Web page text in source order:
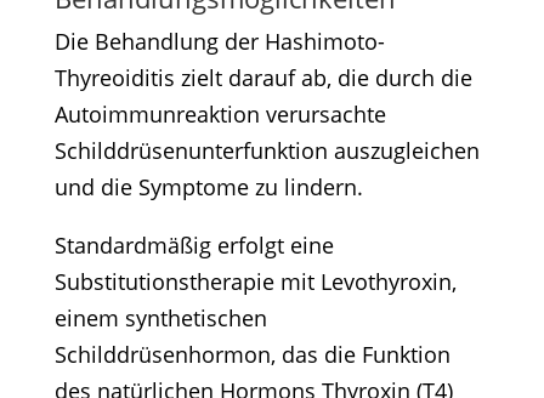
Die Behandlung der Hashimoto-
Thyreoiditis zielt darauf ab, die durch die
Autoimmunreaktion verursachte
Schilddrüsenunterfunktion auszugleichen
und die Symptome zu lindern.​
Standardmäßig erfolgt eine
Substitutionstherapie mit Levothyroxin,
einem synthetischen
Schilddrüsenhormon, das die Funktion
des natürlichen Hormons Thyroxin (T4)